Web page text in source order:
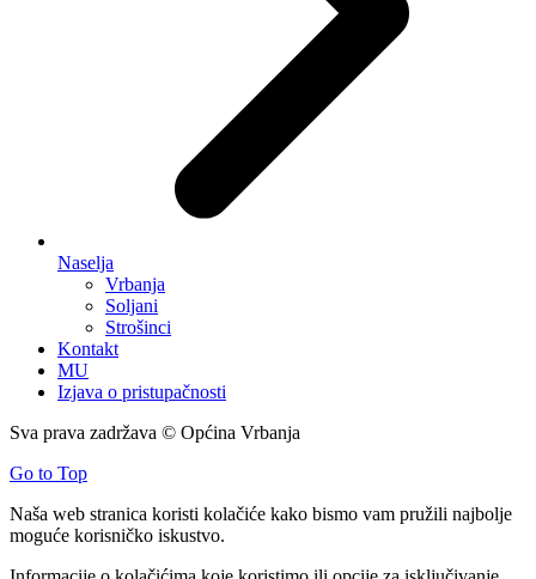
Naselja
Vrbanja
Soljani
Strošinci
Kontakt
MU
Izjava o pristupačnosti
Sva prava zadržava © Općina Vrbanja
Go to Top
Naša web stranica koristi kolačiće kako bismo vam pružili najbolje
moguće korisničko iskustvo.